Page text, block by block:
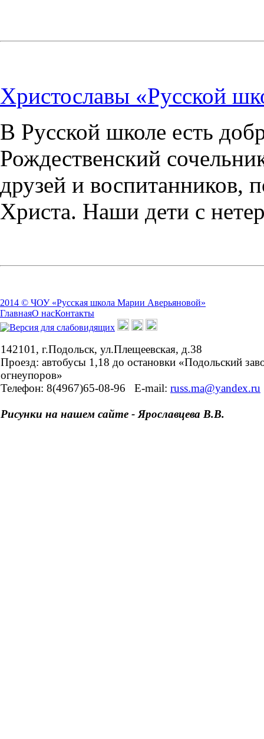
Христославы «Русской
В Русской школе есть
Рождественский
друзей и воспитанников,
Христа. Наши дети с
2014 © ЧОУ «Русская школа Марии Аверьяновой»
ГлавнаяО насКонтакты
142101, г.Подольск, ул.Плещеевская, д.38
Проезд: автобусы 1,18 до остановки «Подольский
огнеупоров»
Телефон: 8(4967)65-08-96
E-mail: russ.ma@yandex.ru
Рисунки на нашем сайте - Ярославцева В.В.